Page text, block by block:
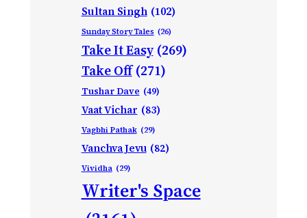
Sultan Singh (102)
Sunday Story Tales (26)
Take It Easy (269)
Take Off (271)
Tushar Dave (49)
Vaat Vichar (83)
Vagbhi Pathak (29)
Vanchva Jevu (82)
Vividha (29)
Writer's Space